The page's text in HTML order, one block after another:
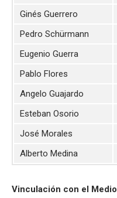
Ginés Guerrero
Pedro Schürmann
Eugenio Guerra
Pablo Flores
Angelo Guajardo
Esteban Osorio
José Morales
Alberto Medina
Vinculación con el Medio